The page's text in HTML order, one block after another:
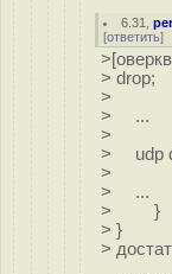
6.31 ,
[ответить]
> drop;
>
> ...
>
> udp
>
> ...
> }
> }
>